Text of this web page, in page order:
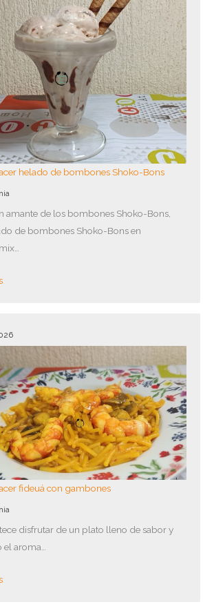
helado de bombones Shoko-Bons
amante de los bombones Shoko-Bons,
de bombones Shoko-Bons en
fideuá con gambones
disfrutar de un plato lleno de sabor y
el aroma…